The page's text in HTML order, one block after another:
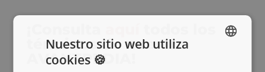
términos de nuestra
AVANTPEDIA!
Nuestro sitio web utiliza
cookies 🍪